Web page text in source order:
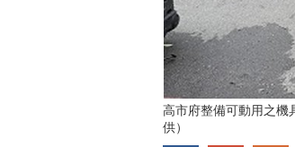
高市府整備可動用之機
供）